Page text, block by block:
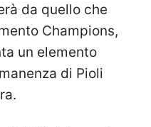
da quello che
Champions,
un elemento
di Pioli